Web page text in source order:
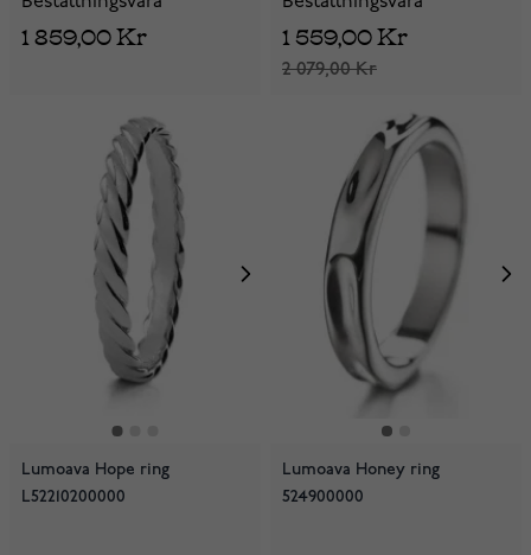
1 859,00 Kr
2 079,00 Kr
1 559,00 Kr
Lumoava Hope ring
L52210200000
Lumoava Honey ring
524900000